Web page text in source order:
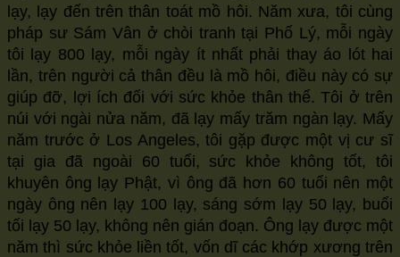
lạy, lạy đến trên thân toát mồ hôi. Năm xưa, tôi cùng
pháp sư Sám Vân ở chòi tranh tại Phố Lý, mỗi ngày
tôi lạy 800 lạy, mỗi ngày ít nhất phải thay áo lót hai
lần, trên người cả thân đều là mồ hôi, điều này có sự
giúp đỡ, lợi ích đối với sức khỏe thân thể. Tôi ở trên
núi với ngài nửa năm, đã lạy mấy trăm ngàn lạy. Mấy
năm trước ở Los Angeles, tôi gặp được một vị cư sĩ
tại gia đã ngoài 60 tuổi, sức khỏe không tốt, tôi
khuyên ông lạy Phật, vì ông đã hơn 60 tuổi nên một
ngày ông nên lạy 100 lạy, sáng sớm lạy 50 lạy, buổi
tối lạy 50 lạy, không nên gián đoạn. Ông lạy được một
năm thì sức khỏe liền tốt, vốn dĩ các khớp xương trên